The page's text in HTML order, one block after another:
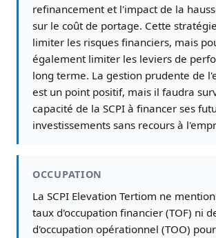
refinancement et l'impact de la
sur le coût de portage. Cette
limiter les risques financiers, mais
également limiter les leviers de
long terme. La gestion prudente de
est un point positif, mais il faudra
capacité de la SCPI à financer ses
investissements sans recours à
OCCUPATION
La SCPI Elevation Tertiom ne
taux d'occupation financier (TOF) ni
d'occupation opérationnel (TOO)